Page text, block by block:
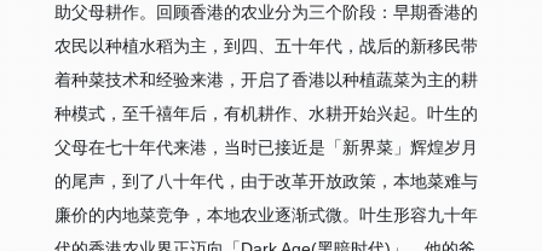
助父母耕作。回顾香港的农业分为三个阶段：早期香港的
农民以种植水稻为主，到四、五十年代，战后的新移民带
着种菜技术和经验来港，开启了香港以种植蔬菜为主的耕
种模式，至千禧年后，有机耕作、水耕开始兴起。叶生的
父母在七十年代来港，当时已接近是「新界菜」辉煌岁月
的尾声，到了八十年代，由于改革开放政策，本地菜难与
廉价的内地菜竞争，本地农业逐渐式微。叶生形容九十年